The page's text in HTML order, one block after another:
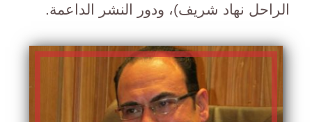
الراحل نهاد شريف)، ودور النشر الداعمة.